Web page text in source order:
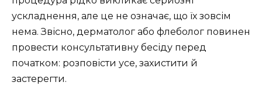
ускладнення, але це не означає, що їх зовсім
нема. Звісно, дерматолог або флеболог повинен
провести консультативну бесіду перед
початком: розповісти усе, захистити й
застерегти.